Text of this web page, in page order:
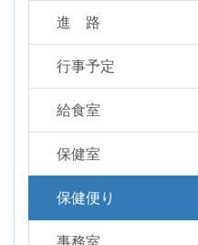
進 路
行事予定
給食室
保健室
保健便り